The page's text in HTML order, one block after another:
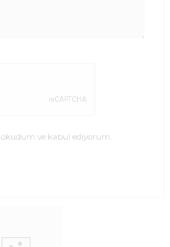
okudum ve kabul ediyorum.